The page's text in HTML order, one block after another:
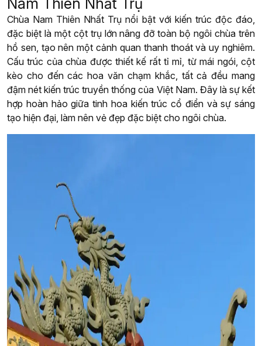
Chùa Nam Thiên Nhất Trụ nổi bật với kiến trúc độc đáo,
đặc biệt là một cột trụ lớn nâng đỡ toàn bộ ngôi chùa trên
hồ sen, tạo nên một cảnh quan thanh thoát và uy nghiêm.
Cấu trúc của chùa được thiết kế rất tỉ mỉ, từ mái ngói, cột
kèo cho đến các hoa văn chạm khắc, tất cả đều mang
đậm nét kiến trúc truyền thống của Việt Nam. Đây là sự kết
hợp hoàn hảo giữa tinh hoa kiến trúc cổ điển và sự sáng
tạo hiện đại, làm nên vẻ đẹp đặc biệt cho ngôi chùa.